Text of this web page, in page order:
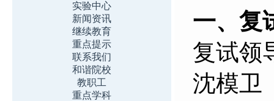
实验中心
新闻资讯
继续教育
重点提示
联系我们
和谐院校
教职工
重点学科
一、复
复试领
沈模卫